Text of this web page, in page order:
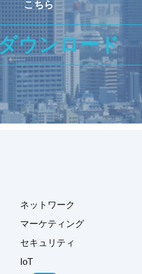
こちら
ウンロード
ネットワーク
マーケティング
セキュリティ
IoT